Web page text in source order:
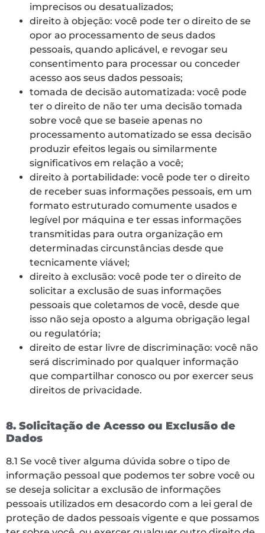
imprecisos ou desatualizados;
direito à objeção: você pode ter o direito de se
opor ao processamento de seus dados
pessoais, quando aplicável, e revogar seu
consentimento para processar ou conceder
acesso aos seus dados pessoais;
tomada de decisão automatizada: você pode
ter o direito de não ter uma decisão tomada
sobre você que se baseie apenas no
processamento automatizado se essa decisão
produzir efeitos legais ou similarmente
significativos em relação a você;
direito à portabilidade: você pode ter o direito
de receber suas informações pessoais, em um
formato estruturado comumente usados e
legível por máquina e ter essas informações
transmitidas para outra organização em
determinadas circunstâncias desde que
tecnicamente viável;
direito à exclusão: você pode ter o direito de
solicitar a exclusão de suas informações
pessoais que coletamos de você, desde que
isso não seja oposto a alguma obrigação legal
ou regulatória;
direito de estar livre de discriminação: você não
será discriminado por qualquer informação
que compartilhar conosco ou por exercer seus
direitos de privacidade.
8. Solicitação de Acesso ou Exclusão de
Dados
8.1 Se você tiver alguma dúvida sobre o tipo de
informação pessoal que podemos ter sobre você ou
se deseja solicitar a exclusão de informações
pessoais utilizados em desacordo com a lei geral de
proteção de dados pessoais vigente e que possamos